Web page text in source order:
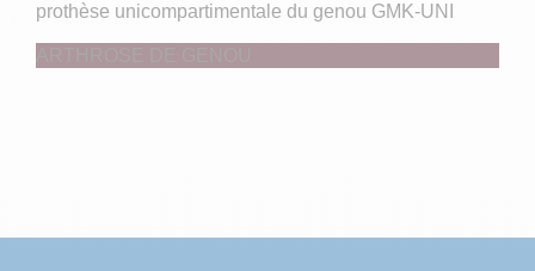
prothèse unicompartimentale du genou GMK-UNI